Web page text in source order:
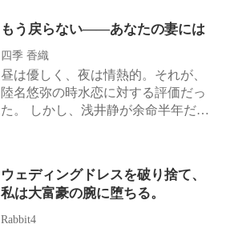
ものになったことだった。 彼に嫁い
だ当初、彼女は思っていた。彼が自
分を愛していなくても構わない、い
つか愛してくれるようになればい
い、と。 だが、彼には心がなかっ
ロボットに執着し続けなければなら
ないのか？ 幡然と悟った彼女は、離
もう戻らない――あなたの妻には
四季 香織
昼は優しく、夜は情熱的。それが、
陸名悠弥の時水恋に対する評価だっ
た。 しかし、浅井静が余命半年だと
復縁すればいい」 彼は時水恋がずっ
とその場で待っていると信じていた
が、彼女はもう目が覚めていた。 涙
ウェディングドレスを破り捨て、
私は大富豪の腕に堕ちる。
Rabbit4